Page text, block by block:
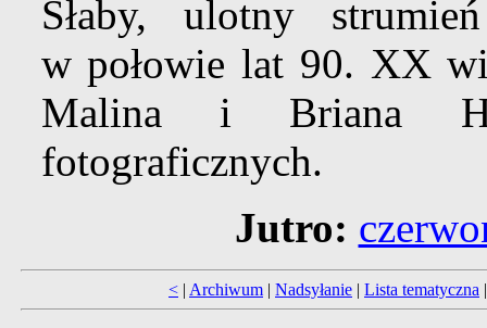
Słaby, ulotny
w połowie lat 90. XX
Malina i Briana
fotograficznych.
Jutro:
< | Archiwum | Nadsyłanie | Lista tematyczna